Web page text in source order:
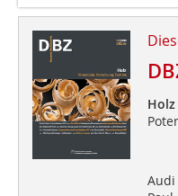
Holz
Audi